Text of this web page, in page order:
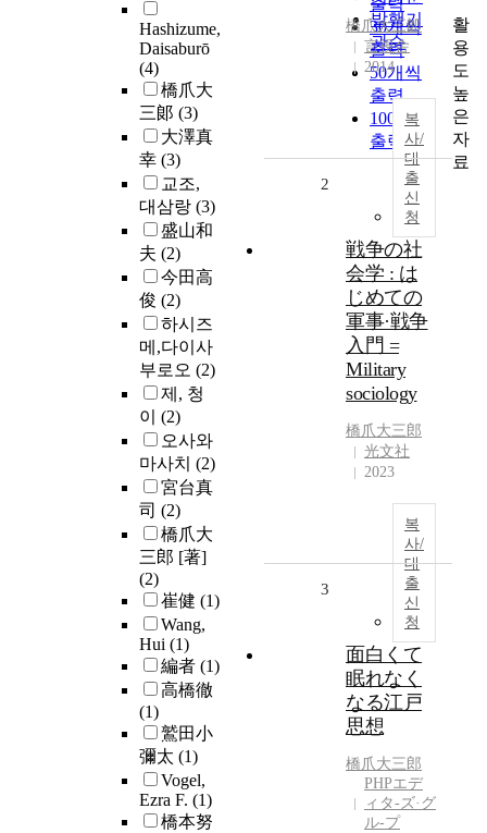
Hashizume,
Daisaburō
(4)
橋爪大
三郞 (3)
大澤真
幸 (3)
교조,
대삼랑 (3)
盛山和
夫 (2)
今田高
俊 (2)
하시즈
메,다이사
부로오 (2)
제, 청
이 (2)
오사와
마사치 (2)
宮台真
司 (2)
橋爪大
三郎 [著]
(2)
崔健 (1)
Wang,
Hui (1)
編者 (1)
高橋徹
(1)
鷲田小
彌太 (1)
Vogel,
Ezra F. (1)
橋本努
발행기
관순
출력
30개씩
출력
50개씩
출력
100개씩
출력
橋爪大三郞
言視舎
2014
복
사/
대
출
신
청
2
戦争の社
会学 : は
じめての
軍事·戦争
入門 =
Military
sociology
橋爪大三郎
光文社
2023
복
사/
대
출
신
청
3
面白くて
眠れなく
なる江戸
思想
橋爪大三郎
PHPエデ
ィタ-ズ·グ
ル-プ
활
용
도
높
은
자
료